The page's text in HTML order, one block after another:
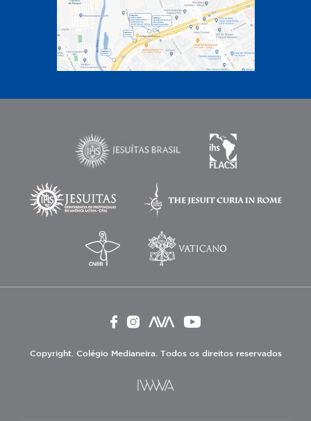
Copyright. Colégio Medianeira. Todos os direitos reservados